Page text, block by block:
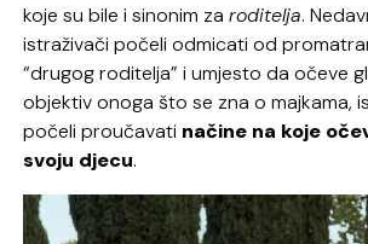
koje su bile i sinonim zaroditelja.
istraživači počeli odmicati od
“drugog roditelja” i umjesto da očeve
objektiv onoga što se zna o majkama,
počeli proučavati načine na koje
svoju djecu.